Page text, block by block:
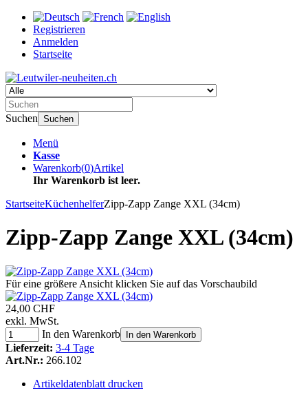
Registrieren
Anmelden
Startseite
Suchen Suchen
Menü
Kasse
Warenkorb(0)Artikel
Ihr Warenkorb ist leer.
StartseiteKüchenhelferZipp-Zapp Zange XXL (34cm)
Zipp-Zapp Zange XXL (34cm)
Für eine größere Ansicht klicken Sie auf das Vorschaubild
24,00 CHF
exkl. MwSt.
In den Warenkorb
In den Warenkorb
Lieferzeit: 3-4 Tage
Art.Nr.: 266.102
Artikeldatenblatt drucken